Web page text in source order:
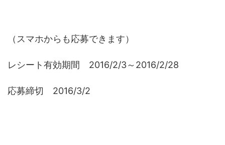
（スマホからも応募できます）
レシート有効期間 2016/2/3～2016/2/28
応募締切 2016/3/2